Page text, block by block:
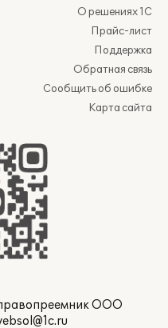
О решениях 1С
Прайс-лист
Поддержка
Обратная связь
Сообщить об ошибке
Карта сайта
ООО